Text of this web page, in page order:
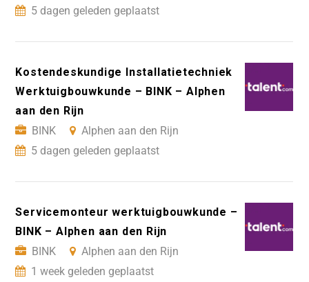
5 dagen geleden geplaatst
Kostendeskundige Installatietechniek
Werktuigbouwkunde – BINK – Alphen
aan den Rijn
BINK
Alphen aan den Rijn
5 dagen geleden geplaatst
Servicemonteur werktuigbouwkunde –
BINK – Alphen aan den Rijn
BINK
Alphen aan den Rijn
1 week geleden geplaatst